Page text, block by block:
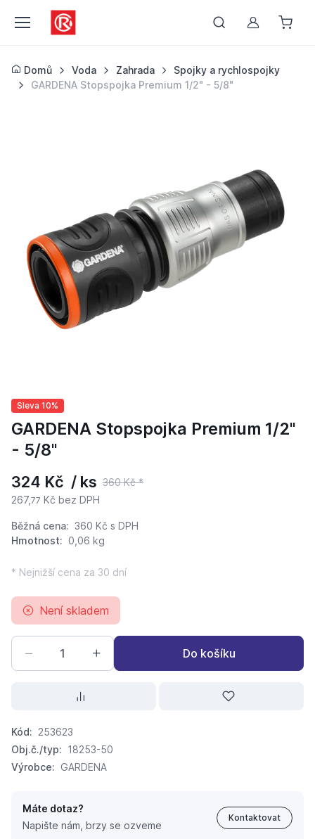
Můj účet
Domů Voda Zahrada
Spojky a rychlospojky
GARDENA Stopspojka Premium 1/2" - 5/8"
Sleva 10%
GARDENA Stopspojka Premium 1/2"
- 5/8"
324 Kč / ks 360 Kč *
267, 77 Kč bez DPH
Běžná cena: 360 Kč s DPH
Hmotnost: 0,06 kg
* Nejnižší cena za 30 dní
Není skladem
Do košíku
Kód: 253623
Obj.č./typ: 18253-50
Výrobce: GARDENA
Máte dotaz?
Napište nám, brzy se ozveme
Kontaktovat